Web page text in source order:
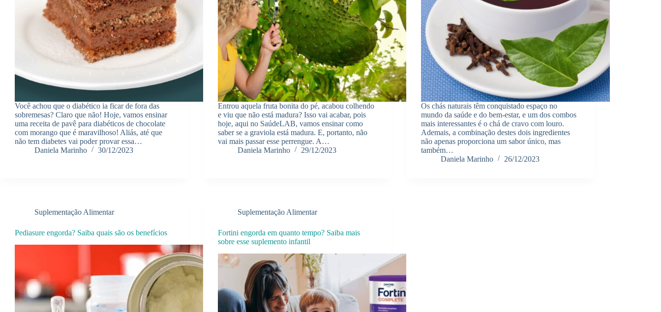
Você achou que o diabético ia ficar de fora das
sobremesas? Claro que não! Hoje, vamos ensinar
uma receita de pavê para diabéticos de chocolate
com morango que é maravilhoso! Aliás, até que
não tem diabetes vai poder provar essa…
Daniela Marinho
30/12/2023
Entrou aquela fruta bonita do pé, acabou colhendo
e viu que não está madura? Isso vai acabar, pois
hoje, aqui no SaúdeLAB, vamos ensinar como
saber se a graviola está madura. E, portanto, não
vai mais passar esse perrengue. A…
Daniela Marinho
29/12/2023
Os chás naturais têm conquistado espaço no
mundo da saúde e do bem-estar, e um dos combos
mais interessantes é o chá de cravo com louro.
Ademais, a combinação destes dois ingredientes
não apenas proporciona um sabor único, mas
também…
Daniela Marinho
26/12/2023
Suplementação Alimentar
Pediasure engorda? Saiba quais são os benefícios
Suplementação Alimentar
Fortini engorda em quanto tempo? Saiba mais
sobre esse suplemento infantil